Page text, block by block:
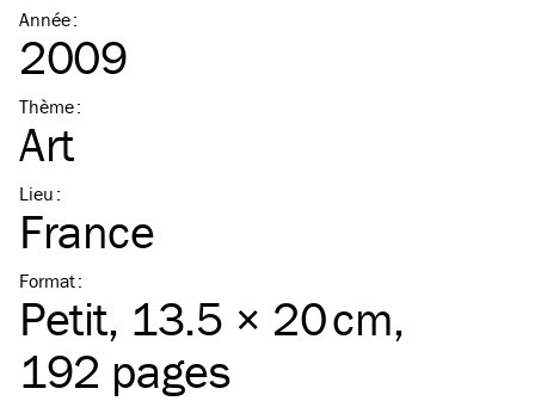
Année:
2009
Thème:
Art
Lieu :
France
Format:
Petit, 13.5 × 20 cm,
192 pages